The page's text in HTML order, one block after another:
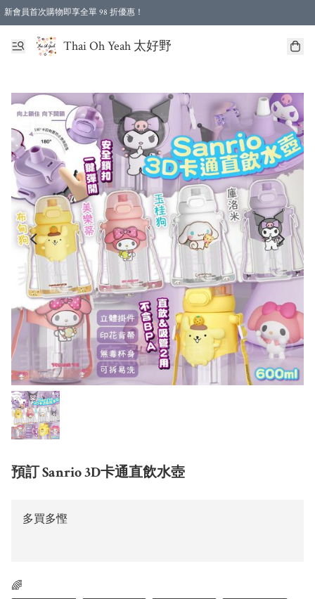
新會員首次購物即享全單 98 折優惠！
特選會員可享全單低至 96 折優惠！
Thai Oh Yeah 太好野
預訂 Sanrio 3D卡通直飲水壺
多買多慳
🌈